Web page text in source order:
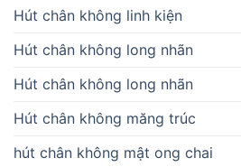
Hút chân không linh kiện
Hút chân không long nhãn
Hút chân không long nhãn
Hút chân không măng trúc
hút chân không mật ong chai